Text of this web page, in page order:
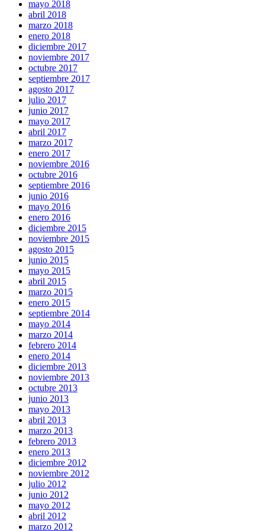
mayo 2018
abril 2018
marzo 2018
enero 2018
diciembre 2017
noviembre 2017
octubre 2017
septiembre 2017
agosto 2017
julio 2017
junio 2017
mayo 2017
abril 2017
marzo 2017
enero 2017
noviembre 2016
octubre 2016
septiembre 2016
junio 2016
mayo 2016
enero 2016
diciembre 2015
noviembre 2015
agosto 2015
junio 2015
mayo 2015
abril 2015
marzo 2015
enero 2015
septiembre 2014
mayo 2014
marzo 2014
febrero 2014
enero 2014
diciembre 2013
noviembre 2013
octubre 2013
junio 2013
mayo 2013
abril 2013
marzo 2013
febrero 2013
enero 2013
diciembre 2012
noviembre 2012
julio 2012
junio 2012
mayo 2012
abril 2012
marzo 2012